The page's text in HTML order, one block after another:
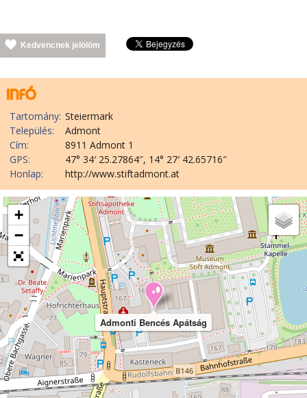
Kedvencnek jelölöm
Tartomány: Steiermark
Település:
Admont
Cím:
8911 Admont 1
GPS:
47° 34′ 25.27864″, 14° 27′ 42.65716″
Honlap:
http://www.stiftadmont.at
Admonti Bencés Apátság
+
−